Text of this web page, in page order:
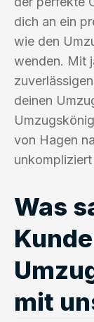
dich an ein
wie den
wenden. Mit
deinen
von Hagen
Was
mit